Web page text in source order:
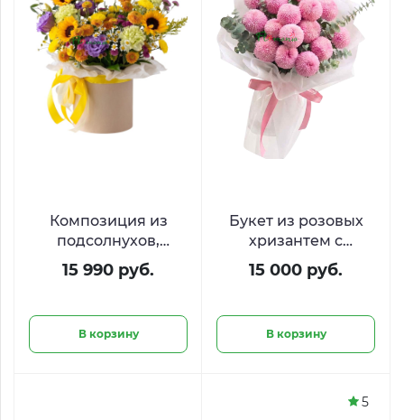
Композиция из
подсолнухов,
хризантем и
эустомы ««Яркое
15 990 руб.
В корзину
Букет из розовых
хризантем с
эвкалиптом
«Плюшевая
15 000 руб.
В корзину
5